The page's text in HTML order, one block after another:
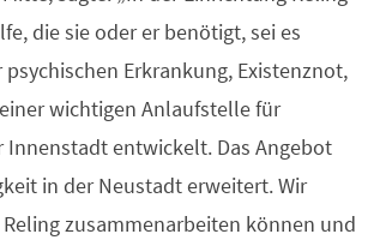
die sie oder er benötigt, sei es
Erkrankung, Existenznot,
wichtigen Anlaufstelle für
entwickelt. Das Angebot
in der Neustadt erweitert. Wir
zusammenarbeiten können und